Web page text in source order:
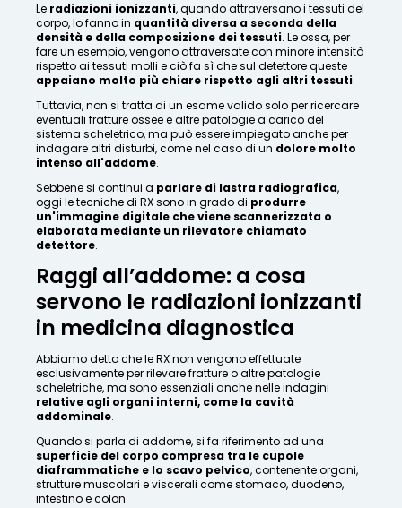
Le radiazioni ionizzanti, quando attraversano i tessuti del
corpo, lo fanno in quantità diversa a seconda della
densità e della composizione dei tessuti. Le ossa, per
fare un esempio, vengono attraversate con minore intensità
rispetto ai tessuti molli e ciò fa sì che sul detettore queste
appaiano molto più chiare rispetto agli altri tessuti.
Tuttavia, non si tratta di un esame valido solo per ricercare
eventuali fratture ossee e altre patologie a carico del
sistema scheletrico, ma può essere impiegato anche per
indagare altri disturbi, come nel caso di un dolore molto
intenso all'addome.
Sebbene si continui a parlare di lastra radiografica,
oggi le tecniche di RX sono in grado di produrre
un'immagine digitale che viene scannerizzata o
elaborata mediante un rilevatore chiamato
detettore.
Raggi all’addome: a cosa
servono le radiazioni ionizzanti
in medicina diagnostica
Abbiamo detto che le RX non vengono effettuate
esclusivamente per rilevare fratture o altre patologie
scheletriche, ma sono essenziali anche nelle indagini
relative agli organi interni, come la cavità
addominale.
Quando si parla di addome, si fa riferimento ad una
superficie del corpo compresa tra le cupole
diaframmatiche e lo scavo pelvico, contenente organi,
strutture muscolari e viscerali come stomaco, duodeno,
intestino e colon.